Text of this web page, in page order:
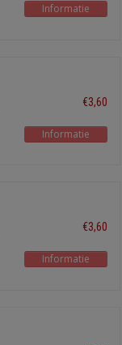
Informatie
€3,60
Informatie
€3,60
Informatie